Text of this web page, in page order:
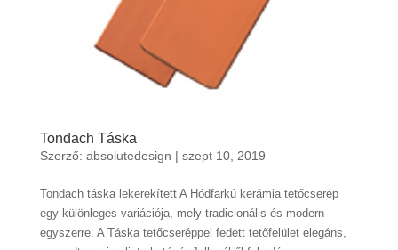
Tondach Táska
Szerző: absolutedesign | szept 10, 2019
Tondach táska lekerekített A Hódfarkú kerámia tetőcserép
egy különleges variációja, mely tradicionális és modern
egyszerre. A Táska tetőcseréppel fedett tetőfelület elegáns,